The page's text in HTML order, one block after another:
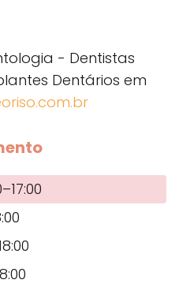
- Dentistas
Dentários em